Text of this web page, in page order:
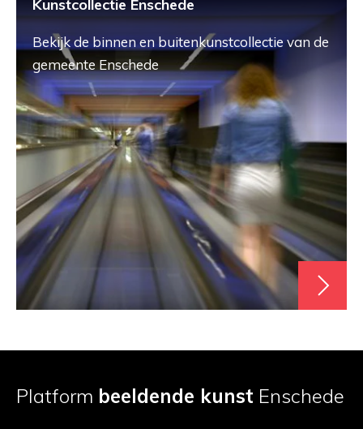
Kunstcollectie Enschede
Bekijk de binnen en buitenkunstcollectie van de
gemeente Enschede
Platform beeldende kunst Enschede